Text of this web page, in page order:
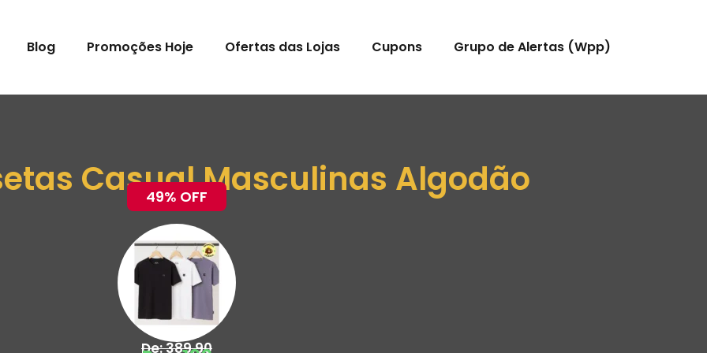
Blog Promoções Hoje Ofertas das Lojas Cupons Grupo de Alertas (Wpp)
Casual Masculinas Algodão
49% OFF
De: 389,90